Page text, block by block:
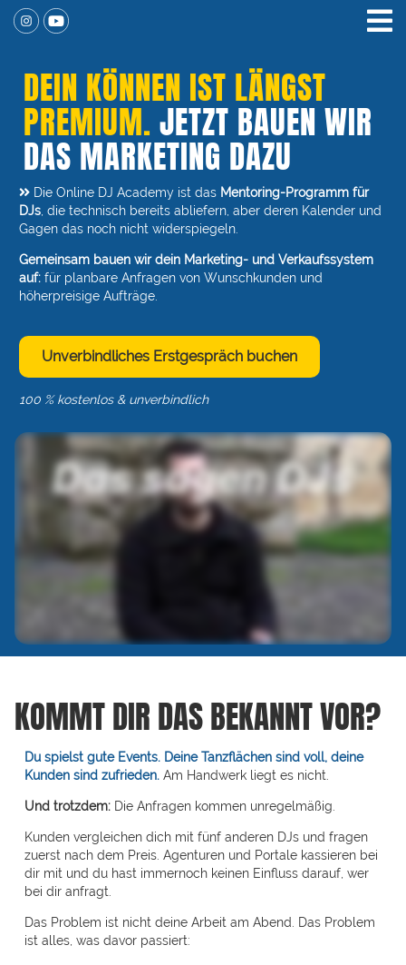
DEIN KÖNNEN IST LÄNGST
PREMIUM. JETZT BAUEN WIR
DAS MARKETING DAZU
Die Online DJ Academy ist das Mentoring-Programm für
DJs , die technisch bereits abliefern, aber deren Kalender und
Gagen das noch nicht widerspiegeln.
Gemeinsam bauen wir dein Marketing- und Verkaufssystem
auf: für planbare Anfragen von Wunschkunden und
höherpreisige Aufträge.
Unverbindliches Erstgespräch buchen
100 % kostenlos & unverbindlich
KOMMT DIR DAS BEKANNT VOR?
Du spielst gute Events. Deine Tanzflächen sind voll, deine
Kunden sind zufrieden. Am Handwerk liegt es nicht.
Und trotzdem: Die Anfragen kommen unregelmäßig.
Kunden vergleichen dich mit fünf anderen DJs und fragen
zuerst nach dem Preis. Agenturen und Portale kassieren bei
dir mit und du hast immernoch keinen Einfluss darauf, wer
bei dir anfragt.
Das Problem ist nicht deine Arbeit am Abend. Das Problem
ist alles, was davor passiert: